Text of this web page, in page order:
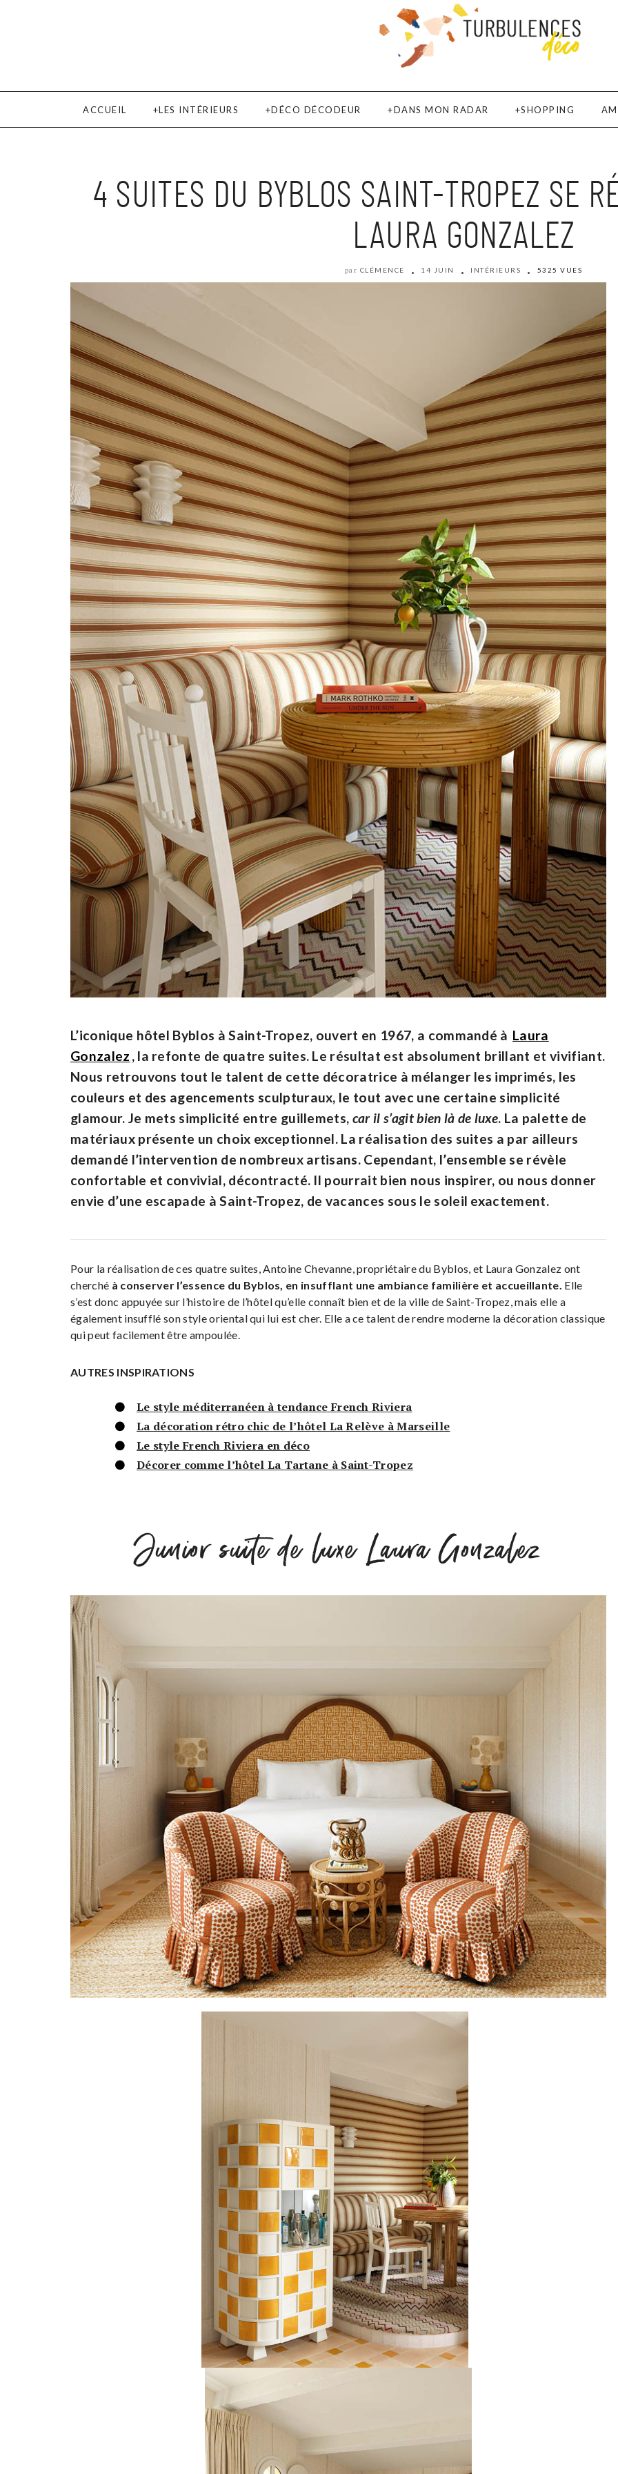
ACCUEIL LES INTÉRIEURS DÉCO DÉCODEUR DANS MON RADAR SHOPPING
4 SUITES DU BYBLOS SAINT-TROPEZ SE
LAURA GONZALEZ
par CLÉMENCE 14 JUIN INTÉRIEURS 5325 VUES
L’iconique hôtel Byblos à Saint-Tropez, ouvert en 1967, a commandé à Laura
Gonzalez , la refonte de quatre suites. Le résultat est absolument brillant et vivifiant.
Nous retrouvons tout le talent de cette décoratrice à mélanger les imprimés, les
couleurs et des agencements sculpturaux, le tout avec une certaine simplicité
glamour. Je mets simplicité entre guillemets, car il s’agit bien là de luxe. La palette de
matériaux présente un choix exceptionnel. La réalisation des suites a par ailleurs
demandé l’intervention de nombreux artisans. Cependant, l’ensemble se révèle
confortable et convivial, décontracté. Il pourrait bien nous inspirer, ou nous donner
envie d’une escapade à Saint-Tropez, de vacances sous le soleil exactement.
Pour la réalisation de ces quatre suites, Antoine Chevanne, propriétaire du Byblos, et Laura Gonzalez ont
cherché à conserver l’essence du Byblos, en insufflant une ambiance familière et accueillante. Elle
s’est donc appuyée sur l’histoire de l’hôtel qu’elle connaît bien et de la ville de Saint-Tropez, mais elle a
également insufflé son style oriental qui lui est cher. Elle a ce talent de rendre moderne la décoration classique
qui peut facilement être ampoulée.
AUTRES INSPIRATIONS
Le style méditerranéen à tendance French Riviera
La décoration rétro chic de l’hôtel La Relève à Marseille
Le style French Riviera en déco
Décorer comme l’hôtel La Tartane à Saint-Tropez
Junior suite de luxe Laura Gonzalez